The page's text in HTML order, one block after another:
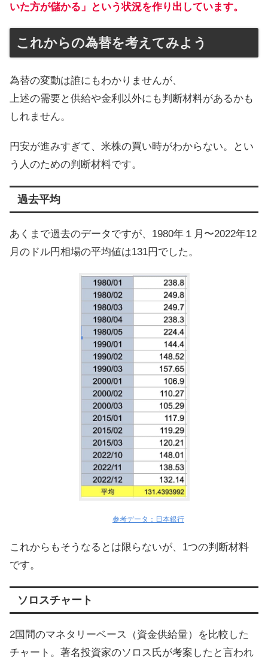
いた方が儲かる」という状況を作り出しています。
これからの為替を考えてみよう
為替の変動は誰にもわかりませんが、
上述の需要と供給や金利以外にも判断材料があるかも
しれません。
円安が進みすぎて、米株の買い時がわからない。とい
う人のための判断材料です。
過去平均
あくまで過去のデータですが、1980年１月〜2022年12
月のドル円相場の平均値は131円でした。
参考データ：日本銀行
これからもそうなるとは限らないが、1つの判断材料
です。
ソロスチャート
2国間のマネタリーベース（資金供給量）を比較した
チャート。著名投資家のソロス氏が考案したと言われ